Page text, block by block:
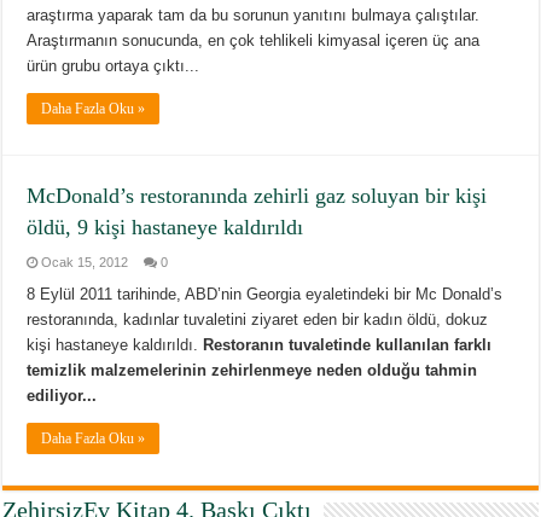
araştırma yaparak tam da bu sorunun yanıtını bulmaya çalıştılar.
Araştırmanın sonucunda, en çok tehlikeli kimyasal içeren üç ana
ürün grubu ortaya çıktı...
Daha Fazla Oku »
McDonald’s restoranında zehirli gaz soluyan bir kişi
öldü, 9 kişi hastaneye kaldırıldı
Ocak 15, 2012 0
8 Eylül 2011 tarihinde, ABD’nin Georgia eyaletindeki bir Mc Donald’s
restoranında, kadınlar tuvaletini ziyaret eden bir kadın öldü, dokuz
kişi hastaneye kaldırıldı.Restoranın tuvaletinde kullanılan farklı
temizlik malzemelerinin zehirlenmeye neden olduğu tahmin
ediliyor...
Daha Fazla Oku »
ZehirsizEv Kitap 4. Baskı Çıktı